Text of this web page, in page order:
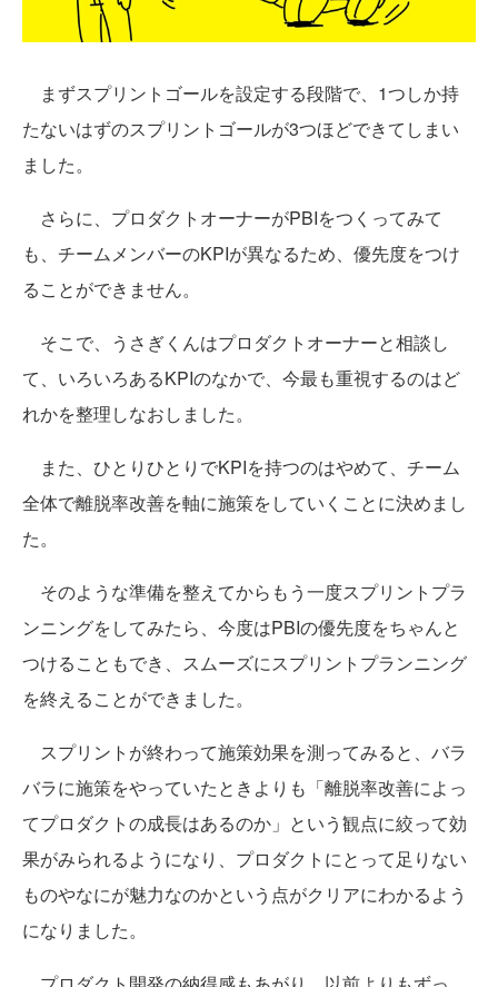
まずスプリントゴールを設定する段階で、1つしか持
たないはずのスプリントゴールが3つほどできてしまい
ました。
さらに、プロダクトオーナーがPBIをつくってみて
も、チームメンバーのKPIが異なるため、優先度をつけ
ることができません。
そこで、うさぎくんはプロダクトオーナーと相談し
て、いろいろあるKPIのなかで、今最も重視するのはど
れかを整理しなおしました。
また、ひとりひとりでKPIを持つのはやめて、チーム
全体で離脱率改善を軸に施策をしていくことに決めまし
た。
そのような準備を整えてからもう一度スプリントプラ
ンニングをしてみたら、今度はPBIの優先度をちゃんと
つけることもでき、スムーズにスプリントプランニング
を終えることができました。
スプリントが終わって施策効果を測ってみると、バラ
バラに施策をやっていたときよりも「離脱率改善によっ
てプロダクトの成長はあるのか」という観点に絞って効
果がみられるようになり、プロダクトにとって足りない
ものやなにが魅力なのかという点がクリアにわかるよう
になりました。